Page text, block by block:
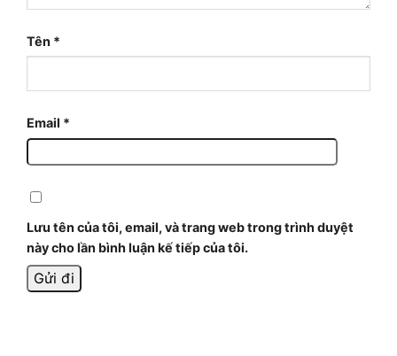
Tên *
Email *
Lưu tên của tôi, email, và trang web trong trình duyệt
này cho lần bình luận kế tiếp của tôi.